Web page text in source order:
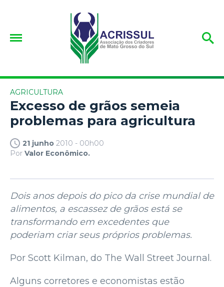
AGRICULTURA
Excesso de grãos semeia
problemas para agricultura
21 junho 2010 - 00h00
Por Valor Econômico.
Dois anos depois do pico da crise mundial de
alimentos, a escassez de grãos está se
transformando em excedentes que
poderiam criar seus próprios problemas.
Por Scott Kilman, do The Wall Street Journal.
Alguns corretores e economistas estão